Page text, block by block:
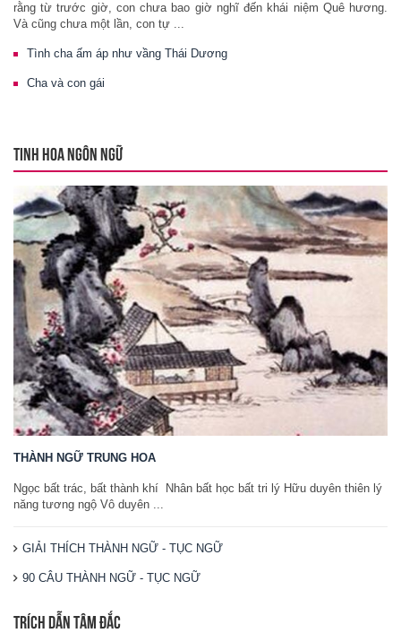
rằng từ trước giờ, con chưa bao giờ nghĩ đến khái niệm Quê hương.
Và cũng chưa một lần, con tự ...
Tình cha ấm áp như vầng Thái Dương
Cha và con gái
TINH HOA NGÔN NGỮ
THÀNH NGỮ TRUNG HOA
Ngọc bất trác, bất thành khí Nhân bất học bất tri lý Hữu duyên thiên lý
năng tương ngộ Vô duyên ...
GIẢI THÍCH THÀNH NGỮ - TỤC NGỮ
90 CÂU THÀNH NGỮ - TỤC NGỮ
TRÍCH DẪN TÂM ĐẮC